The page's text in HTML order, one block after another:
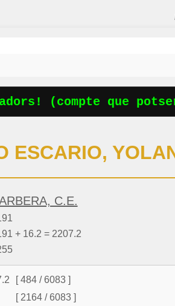
(compte que
ESCARIO,
C.E.
+ 16.2 = 2207.2
[ 484 / 6083 ]
[ 2164 / 6083 ]